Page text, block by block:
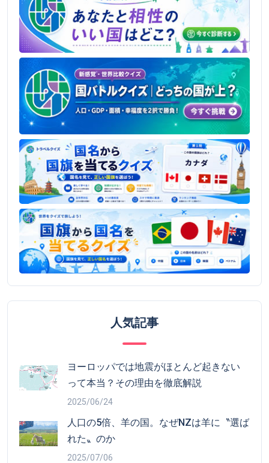
人気記事
ヨーロッパでは地震がほとんど起きない
って本当？その理由を徹底解説
2025/06/24
人口の5倍、羊の国。なぜNZは羊に〝選ば
れた〟のか
2025/07/06